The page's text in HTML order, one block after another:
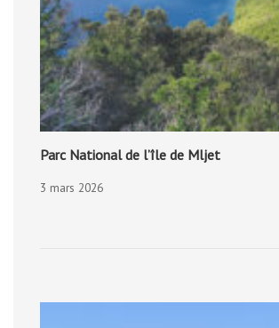
Parc National de l’île de Mljet
3 mars 2026